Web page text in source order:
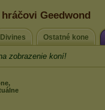
Geedwond
Divines Ostatné kone
zobrazenie koní!